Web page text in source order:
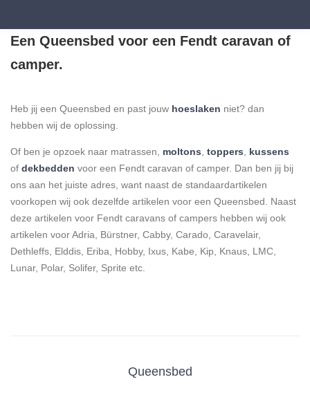
Een Queensbed voor een Fendt caravan of
camper.
Heb jij een Queensbed en past jouw hoeslaken niet? dan
hebben wij de oplossing.
Of ben je opzoek naar matrassen, moltons toppers
kussens
of dekbedden voor een Fendt caravan of camper. Dan ben jij bij
ons aan het juiste adres, want naast de standaardartikelen
voorkopen wij ook dezelfde artikelen voor een Queensbed. Naast
deze artikelen voor Fendt caravans of campers hebben wij ook
artikelen voor Adria, Bürstner, Cabby, Carado, Caravelair,
Dethleffs, Elddis, Eriba, Hobby, Ixus, Kabe, Kip, Knaus, LMC,
Lunar, Polar, Solifer, Sprite etc.
Queensbed